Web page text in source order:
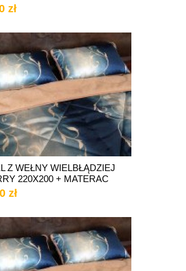
zł
Z WEŁNY WIELBŁĄDZIEJ
220X200 + MATERAC
zł